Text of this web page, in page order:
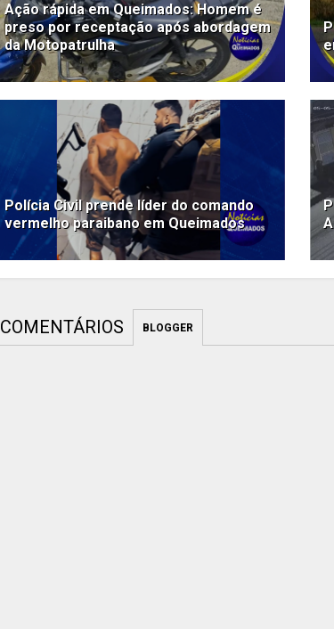
Ação rápida em Queimados: Homem é
preso por receptação após abordagem
da Motopatrulha
Polícia Civil prende líder do comando
vermelho paraibano em Queimados
COMENTÁRIOS BLOGGER